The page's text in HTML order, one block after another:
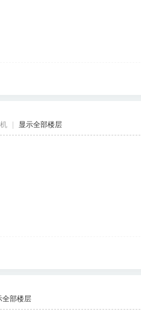
显示全部楼层
全部楼层